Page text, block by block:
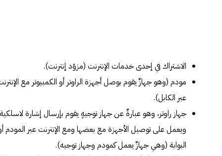
الاشتراك في إحدى خدمات الإنترنت (مزوّد إنترنت).
مودم (وهو جهازٌ يقوم بوصل أجهزة الراوتر أو الكمبيوتر مع
عبر الكابل).
جهاز راوتر، وهو عبارةٌ عن جهاز توجيهٍ يقوم بإرسال إشارة
ويعمل على توصيل الأجهزة مع بعضها ومع الإنترنت عبر المودم
البوابة (وهي جهازٌ يعمل كمودم وجهاز توجيه).